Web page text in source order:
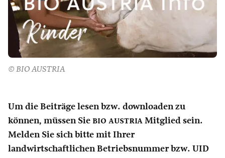
© BIO AUSTRIA
Um die Beiträge lesen bzw. downloaden zu
können, müssen Sie bio austria Mitglied sein.
Melden Sie sich bitte mit Ihrer
landwirtschaftlichen Betriebsnummer bzw. UID